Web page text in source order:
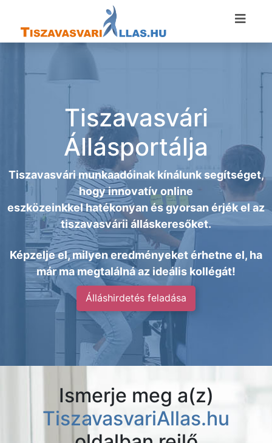
Tiszavasvári
Állásportálja
Tiszavasvári munkaadóinak kínálunk segítséget,
hogy innovatív online
eszközeinkkel hatékonyan és gyorsan érjék el az
tiszavasvárii álláskeresőket.
Képzelje el, milyen eredményeket érhetne el, ha
már ma megtalálná az ideális kollégát!
Álláshirdetés feladása
Ismerje meg a(z)
TiszavasvariAllas.hu